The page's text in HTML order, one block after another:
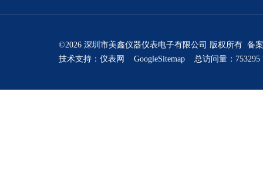
©2026 深圳市美鑫仪器仪表电子有限公司 版权所有 备
技术支持： 仪表网 GoogleSitemap 总访问量：753295